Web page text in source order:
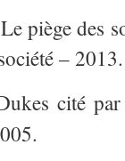
piège des
– 2013.
cité